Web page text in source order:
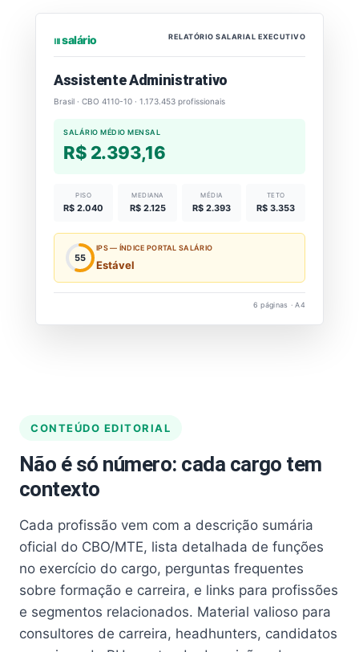
⏐⏐⏐ salário RELATÓRIO SALARIAL EXECUTIVO
Assistente Administrativo
Brasil · CBO 4110-10 · 1.173.453 profissionais
SALÁRIO MÉDIO MENSAL
R$ 2.393,16
PISO
R$ 2.040
MEDIANA
R$ 2.125
MÉDIA
R$ 2.393
TETO
R$ 3.353
55
IPS — ÍNDICE PORTAL SALÁRIO
Estável
6 páginas · A4
CONTEÚDO EDITORIAL
Não é só número: cada cargo tem
contexto
Cada profissão vem com a descrição sumária
oficial do CBO/MTE, lista detalhada de funções
no exercício do cargo, perguntas frequentes
sobre formação e carreira, e links para profissões
e segmentos relacionados. Material valioso para
consultores de carreira, headhunters, candidatos